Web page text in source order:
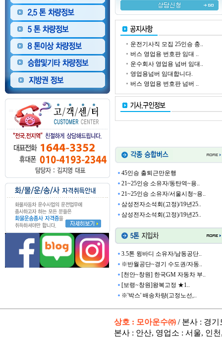
운전기사직 모집 25인승 충..
버스 영업용 번호판 임대 ..
운수회사 영업용 넘버 임대..
영업용넘버 임대합니다.
버스 영업용 번호판 넘버 ..
45인승 출퇴근만운행
21~25인승 소유자/동탄역~용..
21~25인승 소유자/서울시청~용..
삼성전자소석회(고정)/19년25..
삼성전자소석회(고정)/19년25..
3.5톤 윙바디 소유자/남동공단..
※반월공단~경기 수도권/자동..
[천안~창원] 한국GM 자동차 부..
[보령~창원]왕복고정 ★1..
※'박스' 배송차량(고정노선,..
상호 : 모아운수㈜ / 본사 : 경기
본사 : 안산, 영업소 : 서울, 인